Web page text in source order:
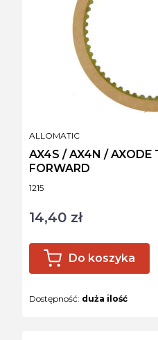
Kod produktu
1215
AX4S / AX4N / AXODE
FORWARD
PRODUCENT
ALLOMATIC
Cena
14,40 zł
Do koszyka
Dostępność: duża ilość